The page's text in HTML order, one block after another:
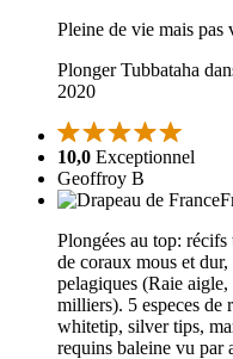
Pleine de vie mais pas
Plonger Tubbataha
2020
10,0 Exceptionnel
Geoffroy B
Plongées au top:
de coraux mous et
pelagiques (Raie
milliers). 5 especes de
whitetip, silver tips,
requins baleine vu par